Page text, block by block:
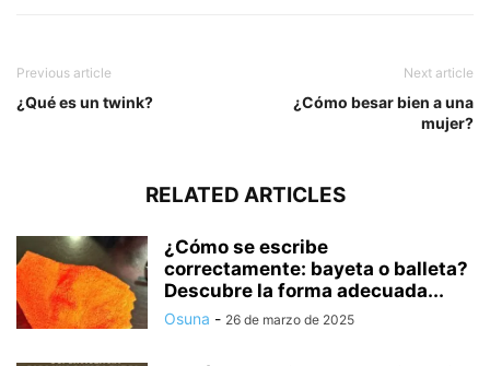
Previous article
¿Qué es un twink?
Next article
¿Cómo besar bien a una
mujer?
RELATED ARTICLES
¿Cómo se escribe
correctamente: bayeta o balleta?
Descubre la forma adecuada...
Osuna - 26 de marzo de 2025